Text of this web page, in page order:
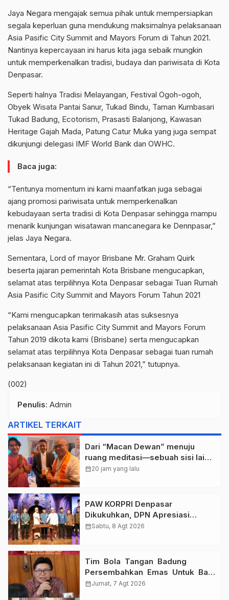
Jaya Negara mengajak semua pihak untuk mempersiapkan
segala keperluan guna mendukung maksimalnya pelaksanaan
Asia Pasific City Summit and Mayors Forum di Tahun 2021.
Nantinya kepercayaan ini harus kita jaga sebaik mungkin
untuk memperkenalkan tradisi, budaya dan pariwisata di Kota
Denpasar.
Seperti halnya Tradisi Melayangan, Festival Ogoh-ogoh,
Obyek Wisata Pantai Sanur, Tukad Bindu, Taman Kumbasari
Tukad Badung, Ecotorism, Prasasti Balanjong, Kawasan
Heritage Gajah Mada, Patung Catur Muka yang juga sempat
dikunjungi delegasi IMF World Bank dan OWHC.
Baca juga:
“Tentunya momentum ini kami maanfatkan juga sebagai
ajang promosi pariwisata untuk memperkenalkan
kebudayaan serta tradisi di Kota Denpasar sehingga mampu
menarik kunjungan wisatawan mancanegara ke Dennpasar,”
jelas Jaya Negara.
Sementara, Lord of mayor Brisbane Mr. Graham Quirk
beserta jajaran pemerintah Kota Brisbane mengucapkan,
selamat atas terpilihnya Kota Denpasar sebagai Tuan Rumah
Asia Pasific City Summit and Mayors Forum Tahun 2021
“Kami mengucapkan terimakasih atas suksesnya
pelaksanaan Asia Pasific City Summit and Mayors Forum
Tahun 2019 dikota kami (Brisbane) serta mengucapkan
selamat atas terpilihnya Kota Denpasar sebagai tuan rumah
pelaksanaan kegiatan ini di Tahun 2021,” tutupnya.
(002)
Penulis: Admin
ARTIKEL TERKAIT
Dari “Macan Dewan” menuju
ruang meditasi—sebuah sisi lain I
Dewa Nyoman Rai Bertemu Baba
calendar_month20 jam yang lalu
PAW KORPRI Denpasar
Dikukuhkan, DPN Apresiasi
“Sembagi Arutala” untuk Lindungi
calendar_monthSabtu, 8 Agt 2026
Tim Bola Tangan Badung
Persembahkan Emas Untuk Bali
, Taklukkan Jawa Tengah Di
calendar_monthJumat, 7 Agt 2026